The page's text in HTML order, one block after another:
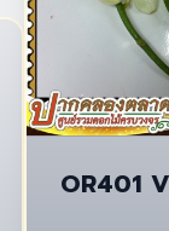
OR401